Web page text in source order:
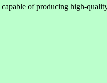
of producing high-